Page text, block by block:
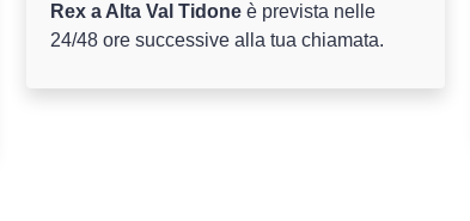
Rex a Alta Val Tidone è prevista nelle
24/48 ore successive alla tua chiamata.